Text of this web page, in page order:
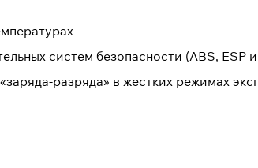
систем безопасности (ABS, ESP
разряда» в жестких режимах